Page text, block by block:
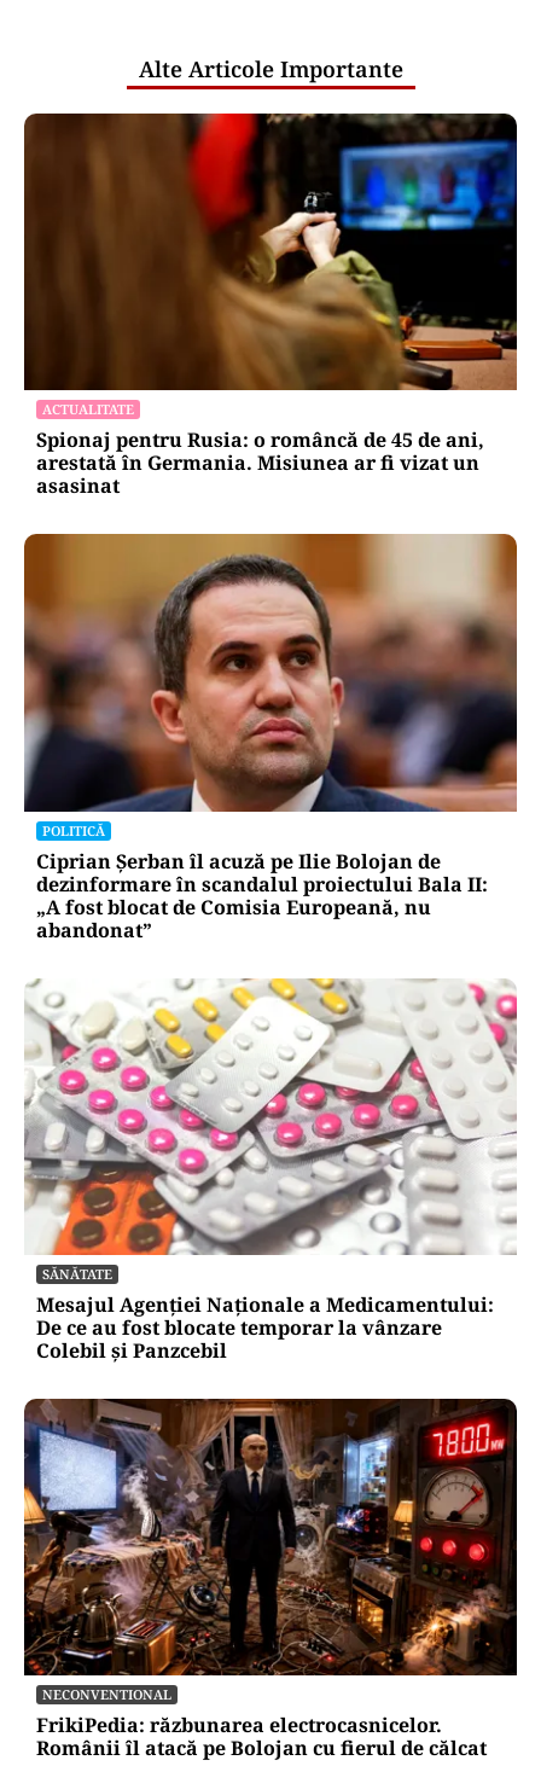
Alte Articole Importante
ACTUALITATE
Spionaj pentru Rusia: o româncă de 45 de ani,
arestată în Germania. Misiunea ar fi vizat un
asasinat
POLITICĂ
Ciprian Șerban îl acuză pe Ilie Bolojan de
dezinformare în scandalul proiectului Bala II:
„A fost blocat de Comisia Europeană, nu
abandonat”
SĂNĂTATE
Mesajul Agenției Naționale a Medicamentului:
De ce au fost blocate temporar la vânzare
Colebil și Panzcebil
NECONVENTIONAL
FrikiPedia: răzbunarea electrocasnicelor.
Românii îl atacă pe Bolojan cu fierul de călcat